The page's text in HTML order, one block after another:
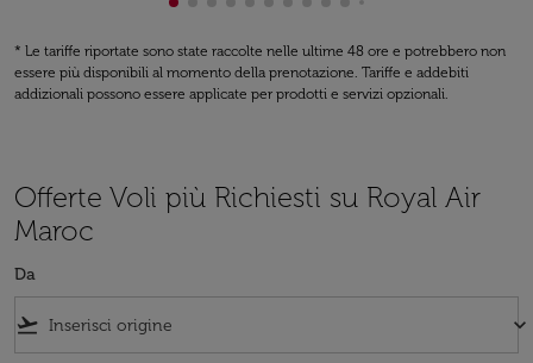
Visualizzazione da cmp-pagination-
Visualizzazione da cmp-pagination-
Visualizzazione da cmp-
Visualizzazione da cmp-
Visualizzazione da cmp-
Visualizzazione da cmp-
Visualizzazione da cmp-
Visualizzazione da
Visualizzazione da
Visualizzazione da
* Le tariffe riportate sono state raccolte nelle ultime 48 ore e potrebbero non
essere più disponibili al momento della prenotazione. Tariffe e addebiti
addizionali possono essere applicate per prodotti e servizi opzionali.
Offerte Voli più Richiesti su Royal Air
Maroc
Da
flight_takeoff keyboard_arrow_down